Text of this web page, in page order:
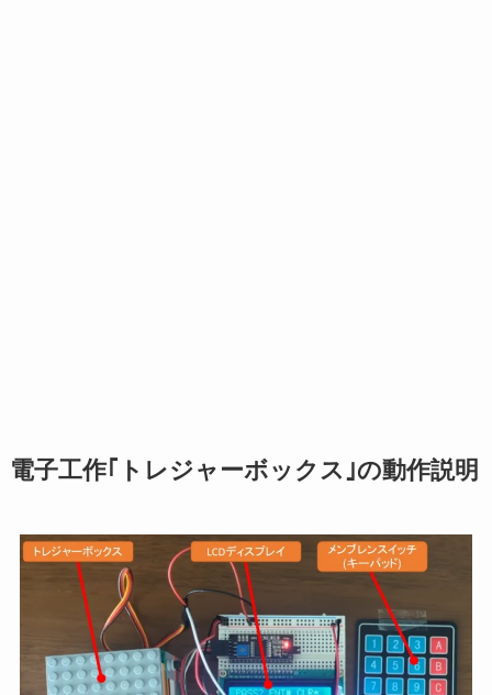
電子工作｢トレジャーボックス｣の動作説明